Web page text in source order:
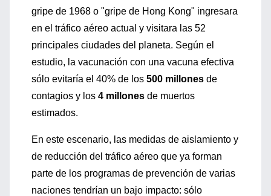
gripe de 1968 o "gripe de Hong Kong" ingresara
en el tráfico aéreo actual y visitara las 52
principales ciudades del planeta. Según el
estudio, la vacunación con una vacuna efectiva
sólo evitaría el 40% de los 500 millones de
contagios y los 4 millones de muertos
estimados.
En este escenario, las medidas de aislamiento y
de reducción del tráfico aéreo que ya forman
parte de los programas de prevención de varias
naciones tendrían un bajo impacto: sólo